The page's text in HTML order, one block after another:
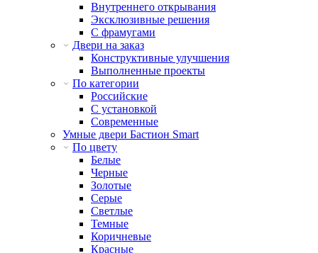
Внутреннего открывания
Эксклюзивные решения
С фрамугами
Двери на заказ
Конструктивные улучшения
Выполненные проекты
По категории
Российские
С установкой
Современные
Умные двери Бастион Smart
По цвету
Белые
Черные
Золотые
Серые
Светлые
Темные
Коричневые
Красные